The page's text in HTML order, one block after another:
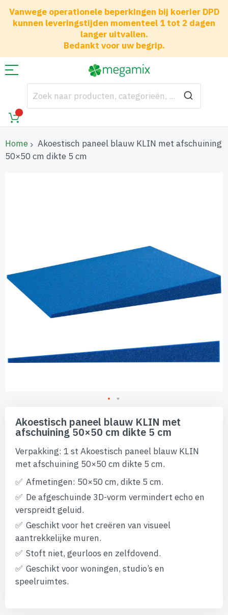
Vanwege operationele beperkingen bij koerier DPD
kunnen leveringstijden momenteel 1 tot 2 dagen
langer uitvallen.
Bedankt voor uw begrip.
Home
Akoestisch paneel blauw KLIN met afschuining
50×50 cm dikte 5 cm
naar
begin
afbeeldingen-
Akoestisch paneel blauw KLIN met
afschuining 50×50 cm dikte 5 cm
Verpakking: 1 st Akoestisch paneel blauw KLIN
met afschuining 50×50 cm dikte 5 cm.
Afmetingen: 50×50 cm, dikte 5 cm.
De afgeschuinde 3D-vorm vermindert echo en
verspreidt geluid.
Geschikt voor het creëren van visueel
aantrekkelijke muren.
Stoft niet, geurloos en zelfdovend.
Geschikt voor woningen, studio’s en
speelruimtes.